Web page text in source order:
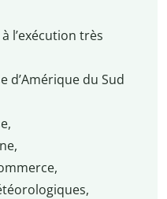
l’exécution très
d’Amérique du Sud